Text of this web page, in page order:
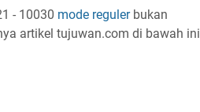
- 10030 mode regulerbukan
artikel tujuwan.com di bawah ini